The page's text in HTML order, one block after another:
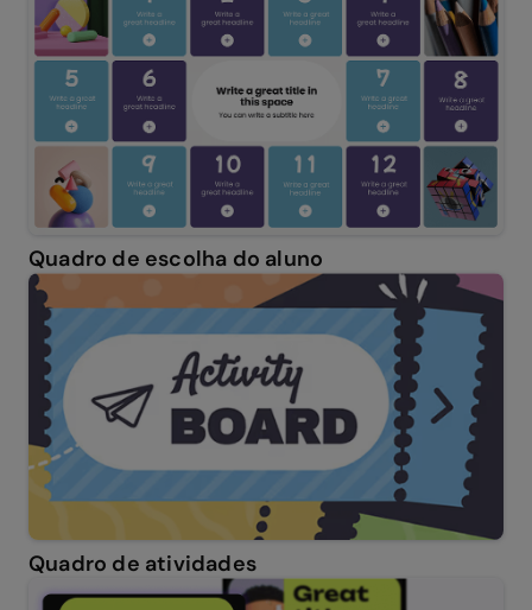
Quadro de escolha do aluno
Quadro de atividades